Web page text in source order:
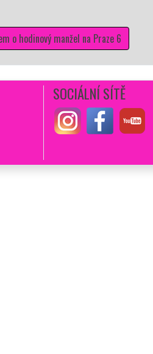
o hodinový manžel na Praze 6
SOCIÁLNÍ SÍTĚ